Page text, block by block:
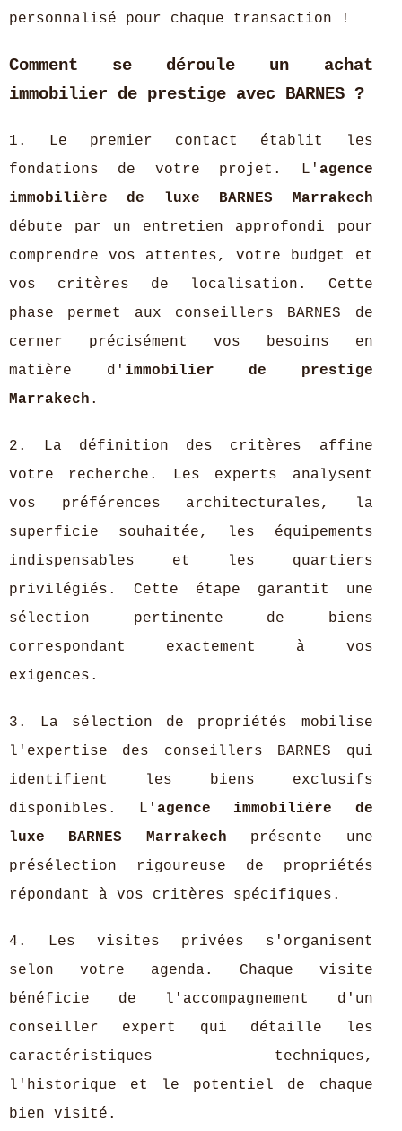
personnalisé pour chaque transaction !
Comment se déroule un achat
immobilier de prestige avec BARNES ?
1. Le premier contact établit les
fondations de votre projet. L' agence
immobilière de luxe BARNES Marrakech
débute par un entretien approfondi pour
comprendre vos attentes, votre budget et
vos critères de localisation. Cette
phase permet aux conseillers BARNES de
cerner précisément vos besoins en
matière d' immobilier de prestige
Marrakech .
2. La définition des critères affine
votre recherche. Les experts analysent
vos préférences architecturales, la
superficie souhaitée, les équipements
indispensables et les quartiers
privilégiés. Cette étape garantit une
sélection pertinente de biens
correspondant exactement à vos
exigences.
3. La sélection de propriétés mobilise
l'expertise des conseillers BARNES qui
identifient les biens exclusifs
disponibles. L'agence immobilière de
luxe BARNES Marrakech présente une
présélection rigoureuse de propriétés
répondant à vos critères spécifiques.
4. Les visites privées s'organisent
selon votre agenda. Chaque visite
bénéficie de l'accompagnement d'un
conseiller expert qui détaille les
caractéristiques techniques,
l'historique et le potentiel de chaque
bien visité.